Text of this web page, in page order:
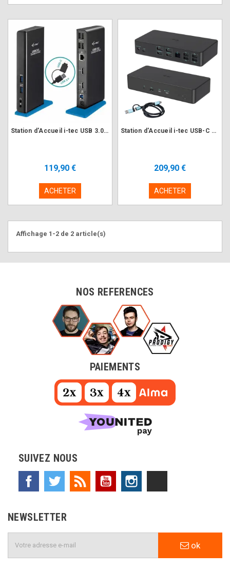
Station d'Accueil i-tec USB 3.0/USB-C Dual Docking Station 2xFHD HDMI
119,90 €
ACHETER
Station d'Accueil i-tec USB-C Dual 4K HDMI DP PD100W
209,90 €
ACHETER
Affichage 1-2 de 2 article(s)
NOS REFERENCES
PAIEMENTS
SUIVEZ NOUS
Facebook Twitter Rss YouTube
NEWSLETTER
ok